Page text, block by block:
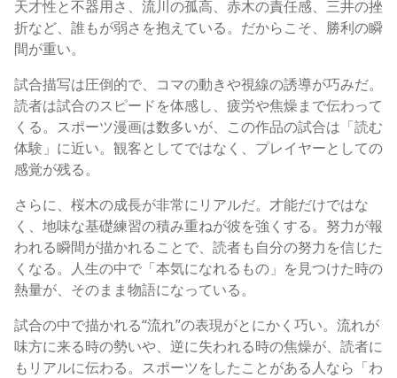
天才性と不器用さ、流川の孤高、赤木の責任感、三井の挫
折など、誰もが弱さを抱えている。だからこそ、勝利の瞬
間が重い。
試合描写は圧倒的で、コマの動きや視線の誘導が巧みだ。
読者は試合のスピードを体感し、疲労や焦燥まで伝わって
くる。スポーツ漫画は数多いが、この作品の試合は「読む
体験」に近い。観客としてではなく、プレイヤーとしての
感覚が残る。
さらに、桜木の成長が非常にリアルだ。才能だけではな
く、地味な基礎練習の積み重ねが彼を強くする。努力が報
われる瞬間が描かれることで、読者も自分の努力を信じた
くなる。人生の中で「本気になれるもの」を見つけた時の
熱量が、そのまま物語になっている。
試合の中で描かれる“流れ”の表現がとにかく巧い。流れが
味方に来る時の勢いや、逆に失われる時の焦燥が、読者に
もリアルに伝わる。スポーツをしたことがある人なら「わ